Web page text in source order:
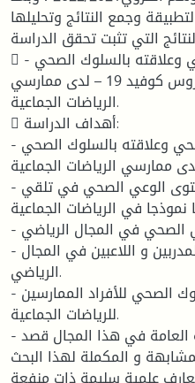
وجمع النتائج وتحليلها
التي تثبت تحقق الدراسة .
 عنوان الدراسة : الوعي الصحي وعلاقته بالسلوك الصحي -
تلقي اللقاح المضاد لفيروس كوفيد 19 – لدى ممارسي
الرياضات الجماعية.
 أهداف الدراسة:
- التعرف على مستوى الوعي الصحي وعلاقته بالسلوك الصحي
ممارسي الرياضات الجماعية.
- التعرف على الفروق في مستوى الوعي الصحي في تلقي
في الرياضات الجماعية.
- معرفة أهمية الوعي الصحي في المجال الرياضي.
- معرفة مدى ثقافة ووعي المدربين و اللاعبين في المجال
الرياضي.
- التعرف على أنماط السلوك الصحي للأفراد الممارسين
للرياضات الجماعية.
- المساهمة في اثراء المعرفة العامة في هذا المجال قصد
و المكملة لهذا البحث